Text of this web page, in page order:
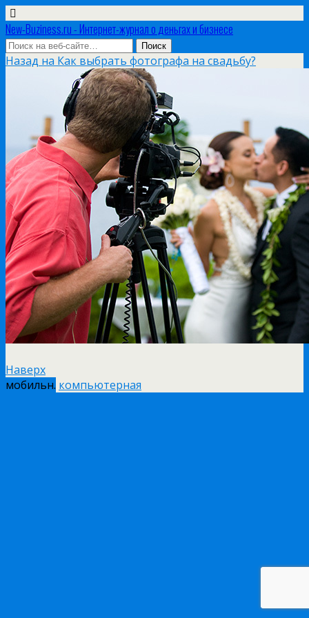
New-Buziness.ru - Интернет-журнал о деньгах и бизнесе
Назад на Как выбрать фотографа на свадьбу?
Наверх
мобильн. компьютерная